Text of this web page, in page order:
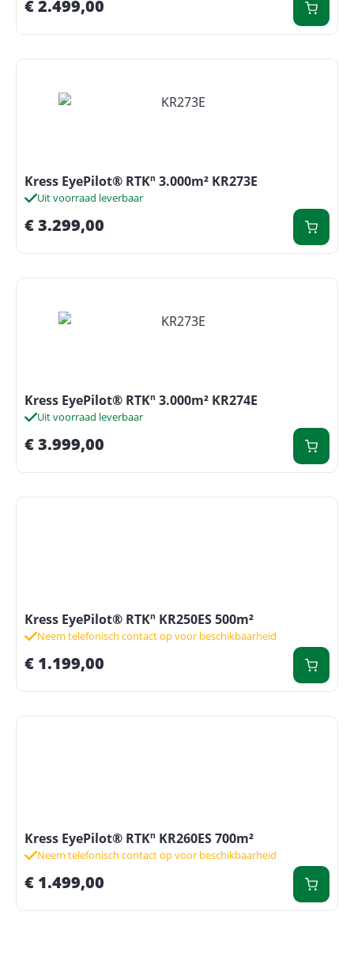
€2.499,00
Kress EyePilot® RTKⁿ 3.000m² KR273E
Uit voorraad leverbaar
€3.299,00
Kress EyePilot® RTKⁿ 3.000m² KR274E
Uit voorraad leverbaar
€3.999,00
Kress EyePilot® RTKⁿ KR250ES 500m²
Neem telefonisch contact op voor beschikbaarheid
€ 1.199,00
Kress EyePilot® RTKⁿ KR260ES 700m²
Neem telefonisch contact op voor beschikbaarheid
€ 1.499,00